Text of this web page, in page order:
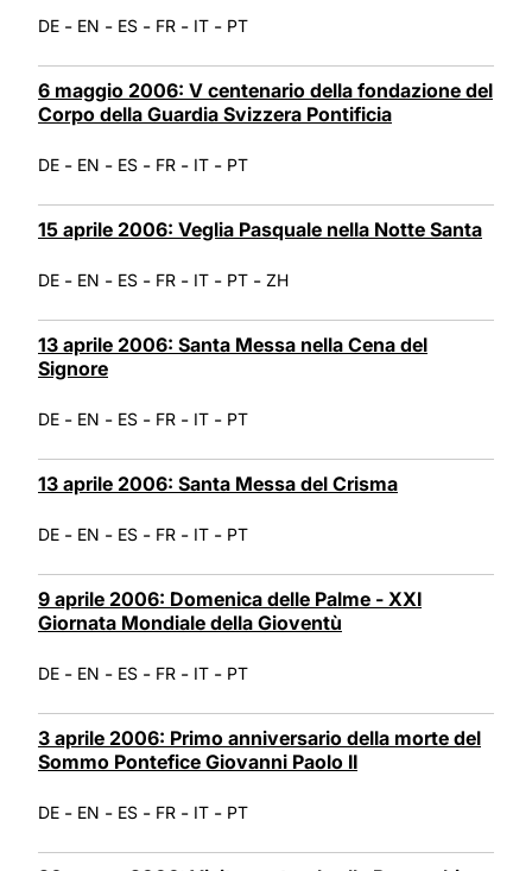
DE - EN - ES - FR - IT - PT
6 maggio 2006: V centenario della fondazione del
Corpo della Guardia Svizzera Pontificia
DE - EN - ES - FR - IT - PT
15 aprile 2006: Veglia Pasquale nella Notte Santa
DE - EN - ES - FR - IT - PT - ZH
13 aprile 2006: Santa Messa nella Cena del
Signore
DE - EN - ES - FR - IT - PT
13 aprile 2006: Santa Messa del Crisma
DE - EN - ES - FR - IT - PT
9 aprile 2006: Domenica delle Palme - XXI
Giornata Mondiale della Gioventù
DE - EN - ES - FR - IT - PT
3 aprile 2006: Primo anniversario della morte del
Sommo Pontefice Giovanni Paolo II
DE - EN - ES - FR - IT - PT